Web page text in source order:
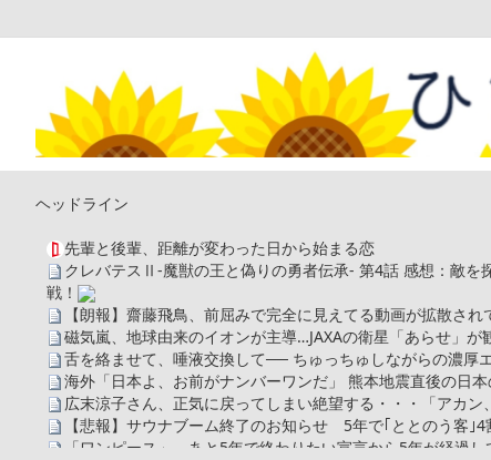
ヘッドライン
先輩と後輩、距離が変わった日から始まる恋
クレバテスⅡ-魔獣の王と偽りの勇者伝承- 第4話 感想：敵を
戦！
【朗報】齋藤飛鳥、前屈みで完全に見えてる動画が拡散さ
磁気嵐、地球由来のイオンが主導…JAXAの衛星「あらせ」が
舌を絡ませて、唾液交換して── ちゅっちゅしながらの濃厚
海外「日本よ、お前がナンバーワンだ」 熊本地震直後の日
広末涼子さん、正気に戻ってしまい絶望する・・・「アカン
【悲報】サウナブーム終了のお知らせ 5年で｢ととのう客｣4
「ワンピース」、あと5年で終わりたい宣言から5年が経過し